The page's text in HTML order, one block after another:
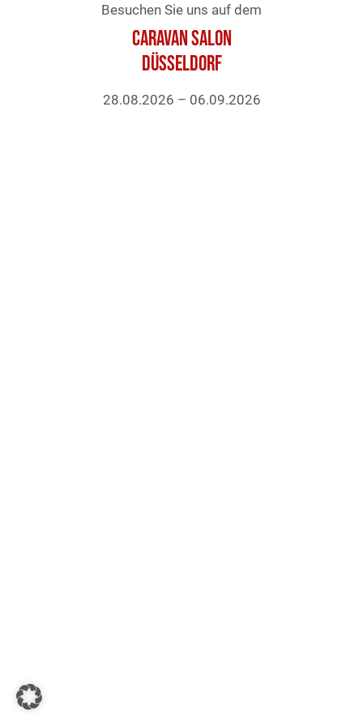
Besuchen Sie uns auf dem
Caravan Salon
Düsseldorf
28.08.2026 – 06.09.2026